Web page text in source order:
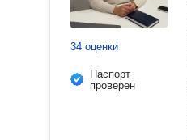
34 оценки
Паспорт
проверен